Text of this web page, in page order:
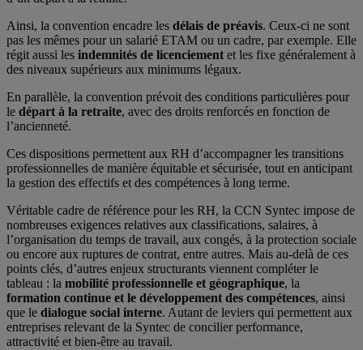
Ainsi, la convention encadre les délais de préavis. Ceux-ci ne sont
pas les mêmes pour un salarié ETAM ou un cadre, par exemple. Elle
régit aussi les indemnités de licenciement et les fixe généralement à
des niveaux supérieurs aux minimums légaux.
En parallèle, la convention prévoit des conditions particulières pour
le départ à la retraite, avec des droits renforcés en fonction de
l’ancienneté.
Ces dispositions permettent aux RH d’accompagner les transitions
professionnelles de manière équitable et sécurisée, tout en anticipant
la gestion des effectifs et des compétences à long terme.
Véritable cadre de référence pour les RH, la CCN Syntec impose de
nombreuses exigences relatives aux classifications, salaires, à
l’organisation du temps de travail, aux congés, à la protection sociale
ou encore aux ruptures de contrat, entre autres. Mais au-delà de ces
points clés, d’autres enjeux structurants viennent compléter le
tableau : la mobilité professionnelle et géographique, la
formation continue et le développement des compétences, ainsi
que le dialogue social interne. Autant de leviers qui permettent aux
entreprises relevant de la Syntec de concilier performance,
attractivité et bien-être au travail.